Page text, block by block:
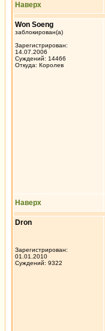
Наверх
Won Soeng
заблокирован(а)
Зарегистрирован:
14.07.2006
Суждений: 14466
Откуда: Королев
Наверх
Dron
Зарегистрирован:
01.01.2010
Суждений: 9322